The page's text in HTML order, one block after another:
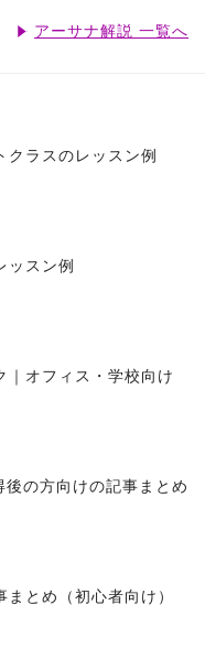
アーサナ解説 一覧へ
クラスのレッスン例
ッスン例
｜オフィス・学校向け
の方向けの記事まとめ
とめ（初心者向け）